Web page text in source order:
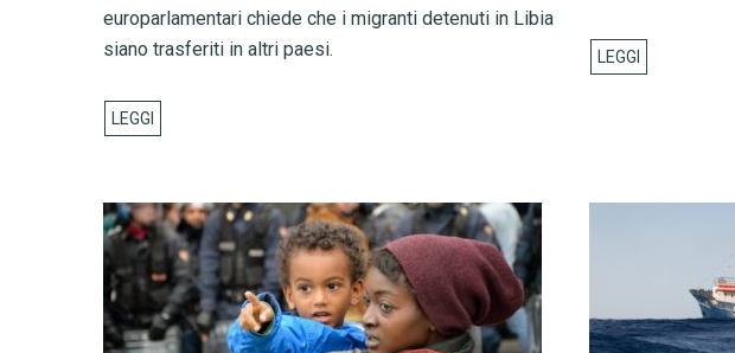
europarlamentari chiede che i migranti detenuti in Libia
siano trasferiti in altri paesi.